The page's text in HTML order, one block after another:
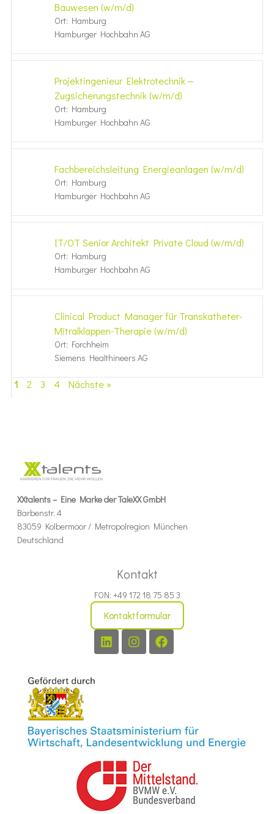
Bauwesen (w/m/d)
Ort: Hamburg
Hamburger Hochbahn AG
Projektingenieur Elektrotechnik ‒
Zugsicherungstechnik (w/m/d)
Ort: Hamburg
Hamburger Hochbahn AG
Fachbereichsleitung Energieanlagen (w/m/d)
Ort: Hamburg
Hamburger Hochbahn AG
IT/OT Senior Architekt Private Cloud (w/m/d)
Ort: Hamburg
Hamburger Hochbahn AG
Clinical Product Manager für Transkatheter-
Mitralklappen-Therapie (w/m/d)
Ort: Forchheim
Siemens Healthineers AG
1 2 3 4 Nächste »
XXtalents – Eine Marke der TaleXX GmbH
Barbenstr. 4
83059 Kolbermoor / Metropolregion München
Deutschland
Kontakt
FON: +49 172 18 75 85 3
Kontaktformular